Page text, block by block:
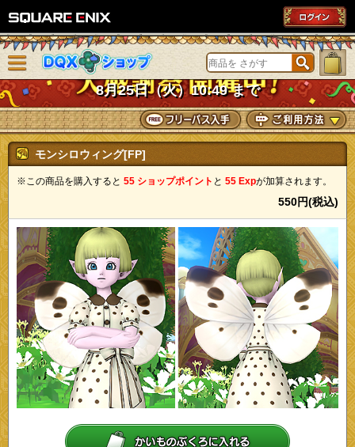
DQXショップ
8月25日（火）10:49 まで
ニューを閉じる
モンシロウィング[FP]
※この商品を購入すると 55 ショップポイント と 55 Expが加算されます。
550円(税込)